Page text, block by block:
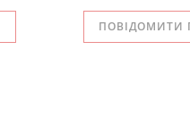
ПОВІДОМИТИ